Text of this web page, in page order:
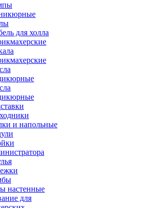
для холла
и напольные
настенные
для